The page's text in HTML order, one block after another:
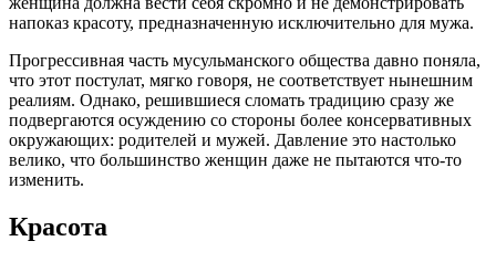
напоказ красоту, предназначенную исключительно для мужа.
Прогрессивная часть мусульманского общества давно поняла,
что этот постулат, мягко говоря, не соответствует нынешним
реалиям. Однако, решившиеся сломать традицию сразу же
подвергаются осуждению со стороны более консервативных
окружающих: родителей и мужей. Давление это настолько
велико, что большинство женщин даже не пытаются что-то
изменить.
Красота